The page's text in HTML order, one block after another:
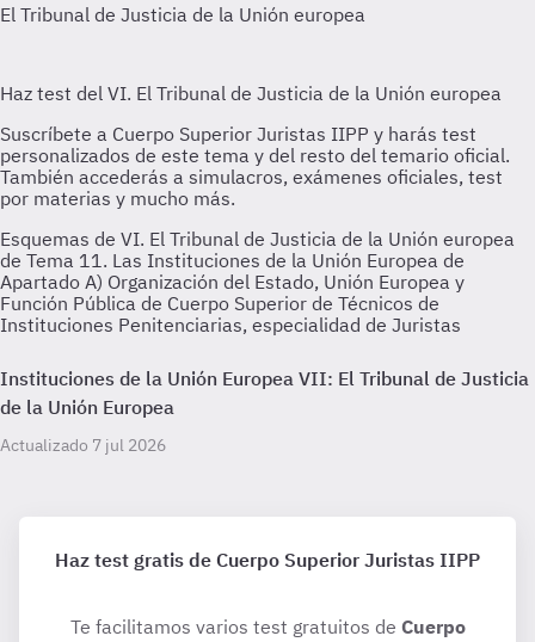
Esquemas de VI. El Tribunal de Justicia de la Unión europea
de Tema 11. Las Instituciones de la Unión Europea de
Apartado A) Organización del Estado, Unión Europea y
Función Pública de Cuerpo Superior de Técnicos de
Instituciones Penitenciarias, especialidad de Juristas
Instituciones de la Unión Europea VII: El Tribunal de Justicia
de la Unión Europea
Actualizado 7 jul 2026
Haz test gratis de Cuerpo Superior Juristas IIPP
Te facilitamos varios test gratuitos de Cuerpo